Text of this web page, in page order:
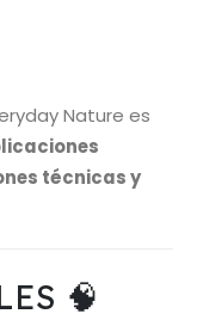
Nature es
técnicas y
🧠